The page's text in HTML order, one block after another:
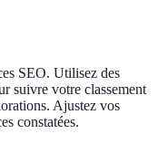
SEO. Utilisez des
suivre votre classement
Ajustez vos
constatées.